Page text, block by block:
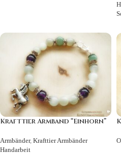
Krafttier Armband “Einhorn”
Armbänder, Krafttier Armbänder
Handarbeit